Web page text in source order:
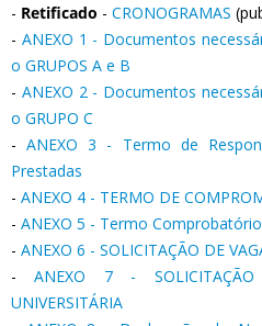
- Retificado - CRONOGRAMAS
- ANEXO 1 - Documentos
o GRUPOS A e B
- ANEXO 2 - Documentos
o GRUPO C
-ANEXO 3 - Termo de
Prestadas
- ANEXO 4 - TERMO DE
- ANEXO 5 - Termo
- ANEXO 6 - SOLICITAÇÃO DE
-ANEXO 7 -
UNIVERSITÁRIA